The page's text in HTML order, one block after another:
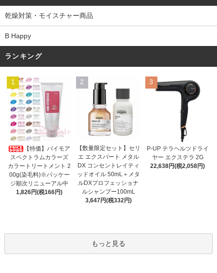
乾燥対策・モイスチャー商品
B Happy
ランキング
1
【特価】パイモア
スペクトラムカラーズ
カラートリートメント 2
00g(染毛料)※パッケー
ジ順次リニューアル中
1,826円(税166円)
2
【数量限定セット】セリ
エ エクスパート メタル
DX コンセントレイティ
ッドオイル 50mL＋メタ
ルDXプロフェッショナ
ルシャンプー100mL
3,647円(税332円)
3
P-UP テラヘルツドライ
ヤー エクステラ 2G
22,638円(税2,058円)
もっと見る